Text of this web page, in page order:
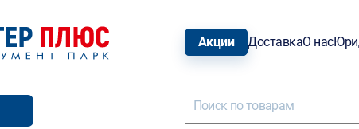
Акции ДоставкаО нас